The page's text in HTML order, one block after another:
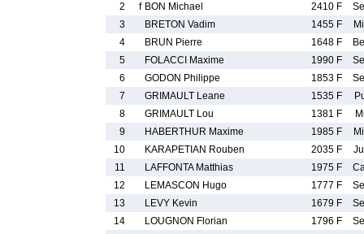
2
f BON Michael 2410 F
3
BRETON Vadim 1455 F
4
BRUN Pierre 1648 F
5
FOLACCI Maxime 1990 F
6
GODON Philippe 1853 F
7
GRIMAULT Leane 1535 F
8
GRIMAULT Lou 1381 F
9
HABERTHUR Maxime 1985 F
10
KARAPETIAN Rouben 2035 F
11
LAFFONTA Matthias 1975 F
12
LEMASCON Hugo 1777 F
13
LEVY Kevin 1679 F
14
LOUGNON Florian 1796 F